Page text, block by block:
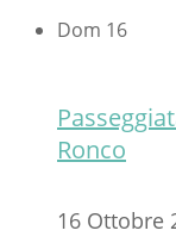
Dom 16
Ronco
16 Ottobre